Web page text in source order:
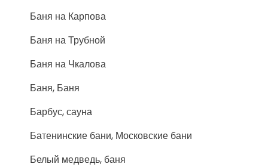
Баня на Карпова
Баня на Трубной
Баня на Чкалова
Баня, Баня
Барбус, сауна
Батенинские бани, Московские бани
Белый медведь, баня